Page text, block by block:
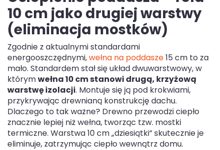
10 cm jako drugiej warstwy
(eliminacja mostków)
Zgodnie z aktualnymi standardami
energooszczędnymi,wełna na poddasze15 cm to za
mało. Standardem stał się układ dwuwarstwowy, w
którymwełna 10 cm stanowi drugą, krzyżową
warstwę izolacji. Montuje się ją pod krokwiami,
przykrywając drewnianą konstrukcję dachu.
Dlaczego to tak ważne? Drewno przewodzi ciepło
znacznie lepiej niż wełna, tworząc tzw. mostki
termiczne. Warstwa 10 cm „dziesiątki” skutecznie je
eliminuje, zatrzymując ciepło wewnątrz domu.